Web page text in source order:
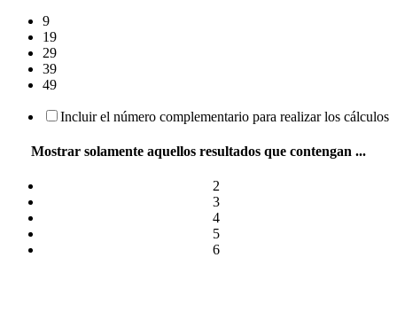
9
19
29
39
49
Incluir el número complementario para realizar los cálculos
Mostrar solamente aquellos resultados que contengan ...
2
3
4
5
6